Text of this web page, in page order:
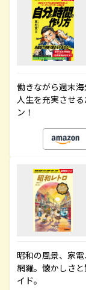
働きながら週末
人生を充実させ
ン！
昭和の風景、家
網羅。懐かしさ
イド。